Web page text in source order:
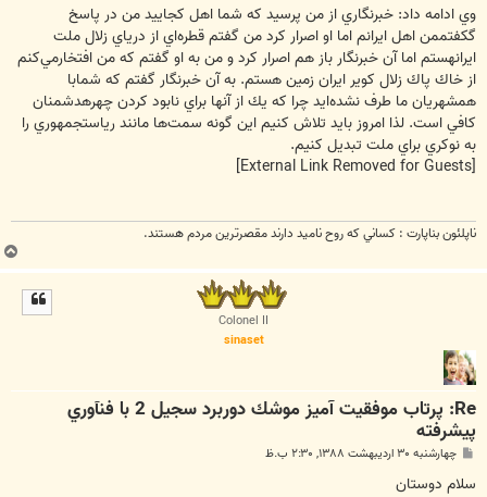
وي ادامه داد: خبرنگاري از من پرسيد كه شما اهل كجاييد من در پاسخ
گكفتممن اهل ايرانم اما او اصرار كرد من گفتم قطره‌اي از درياي زلال ملت
ايرانهستم اما آن خبرنگار باز هم اصرار كرد و من به او گفتم كه من افتخارمي‌كنم
از خاك پاك زلال كوير ايران زمين هستم. به آن خبرنگار گفتم كه شمابا
همشهريان ما طرف نشده‌ايد چرا كه يك از آنها براي نابود كردن چهرهدشمنان
كافي است. لذا امروز بايد تلاش كنيم اين گونه سمت‌ها مانند رياستجمهوري را
به نوكري براي ملت تبديل كنيم.
ناپلئون بناپارت : کساني که روح ناميد دارند مقصرترين مردم هستند.
ب
ا
Colonel II
sinaset
Re: پرتاب موفقيت آميز موشك دوربرد سجيل 2 با فنآوري
پيشرفته
پ
ت
چهارشنبه ۳۰ اردیبهشت ۱۳۸۸, ۲:۳۰ ب.ظ
سلام دوستان